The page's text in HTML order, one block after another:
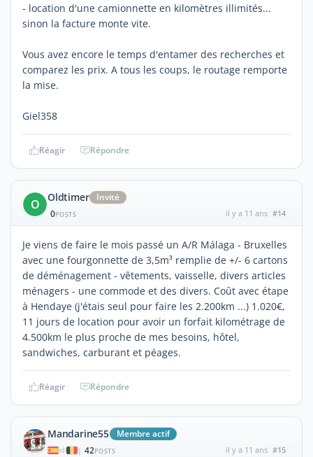
- location d'une camionnette en kilomètres illimités...
sinon la facture monte vite.
Vous avez encore le temps d'entamer des recherches et
comparez les prix. A tous les coups, le routage remporte
la mise.
Giel358
Réagir Répondre
O Oldtimer
Invité
0POSTS il y a 11 ans #14
Je viens de faire le mois passé un A/R Málaga - Bruxelles
avec une fourgonnette de 3,5m³ remplie de +/- 6 cartons
de déménagement - vêtements, vaisselle, divers articles
ménagers - une commode et des divers. Coût avec étape
à Hendaye (j'étais seul pour faire les 2.200km ...) 1.020€,
11 jours de location pour avoir un forfait kilométrage de
4.500km le plus proche de mes besoins, hôtel,
sandwiches, carburant et péages.
Réagir Répondre
Mandarine55 Membre actif
| 42POSTS il y a 11 ans #15